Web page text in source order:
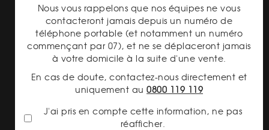
LIVRAISON ASSURÉE
PAIEMENT SECURISÉ
Nous vous rappelons que nos équipes ne vous
contacteront jamais depuis un numéro de
téléphone portable (et notamment un numéro
commençant par 07), et ne se déplaceront jamais
à votre domicile à la suite d'une vente.
En cas de doute, contactez-nous directement et
uniquement au 0800 119 119
J'ai pris en compte cette information, ne pas
réafficher.